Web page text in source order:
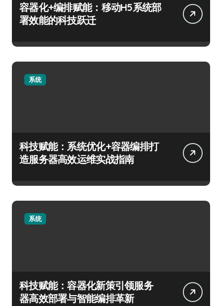
容器化+编排赋能：移动H5系统部
署效能的科技跃迁
系统
科技赋能：系统优化+容器编排打
造服务器高效运维实战指南
系统
科技赋能：容器化新策引领服务
器高效部署与智能编排革新